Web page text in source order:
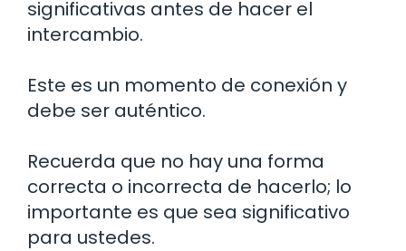
significativas antes de hacer el
intercambio.
Este es un momento de conexión y
debe ser auténtico.
Recuerda que no hay una forma
correcta o incorrecta de hacerlo; lo
importante es que sea significativo
para ustedes.